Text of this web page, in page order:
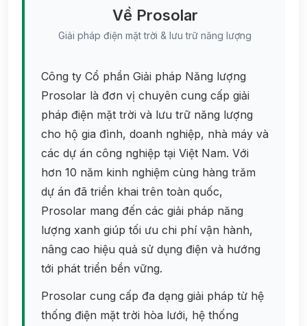
Về Prosolar
Giải pháp điện mặt trời & lưu trữ năng lượng
Công ty Cổ phần Giải pháp Năng lượng
Prosolar là đơn vị chuyên cung cấp giải
pháp điện mặt trời và lưu trữ năng lượng
cho hộ gia đình, doanh nghiệp, nhà máy và
các dự án công nghiệp tại Việt Nam. Với
hơn 10 năm kinh nghiệm cùng hàng trăm
dự án đã triển khai trên toàn quốc,
Prosolar mang đến các giải pháp năng
lượng xanh giúp tối ưu chi phí vận hành,
nâng cao hiệu quả sử dụng điện và hướng
tới phát triển bền vững.
Prosolar cung cấp đa dạng giải pháp từ hệ
thống điện mặt trời hòa lưới, hệ thống